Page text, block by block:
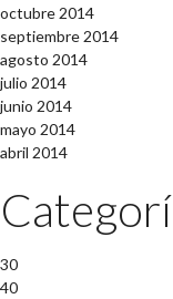
octubre 2014
septiembre 2014
agosto 2014
julio 2014
junio 2014
mayo 2014
abril 2014
30
40